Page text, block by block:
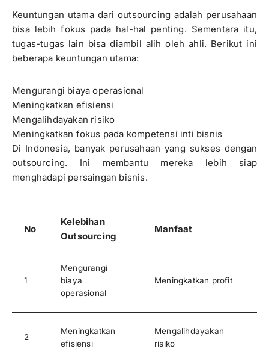
Keuntungan utama dari outsourcing adalah perusahaan
bisa lebih fokus pada hal-hal penting. Sementara itu,
tugas-tugas lain bisa diambil alih oleh ahli. Berikut ini
beberapa keuntungan utama:
Mengurangi biaya operasional
Meningkatkan efisiensi
Mengalihdayakan risiko
Meningkatkan fokus pada kompetensi inti bisnis
Di Indonesia, banyak perusahaan yang sukses dengan
outsourcing. Ini membantu mereka lebih siap
menghadapi persaingan bisnis.
No
Kelebihan
Outsourcing
Manfaat
1
Mengurangi
biaya
operasional
Meningkatkan profit
2
Meningkatkan
efisiensi
Mengalihdayakan
risiko